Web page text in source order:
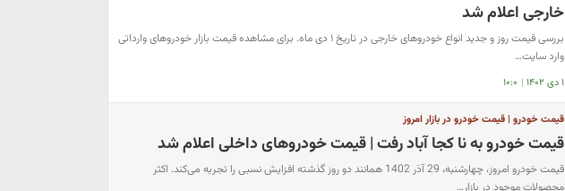
خارجی اعلام شد
بررسی قیمت روز و جدید انواع خودروهای خارجی در تاریخ ۱ دی ماه. برای مشاهده قیمت بازار خودروهای وارداتی
وارد سایت…
۱ دی ۱۴۰۲ | ۱۰:۰
قیمت خودرو | قیمت خودرو در بازار امروز
قیمت خودرو به نا کجا آباد رفت | قیمت خودروهای داخلی اعلام شد
قیمت خودرو امروز، چهارشنبه، 29 آذر 1402 همانند دو روز گذشته افزایش نسبی را تجربه می‌کند. اکثر
محصولات موجود در بازار…